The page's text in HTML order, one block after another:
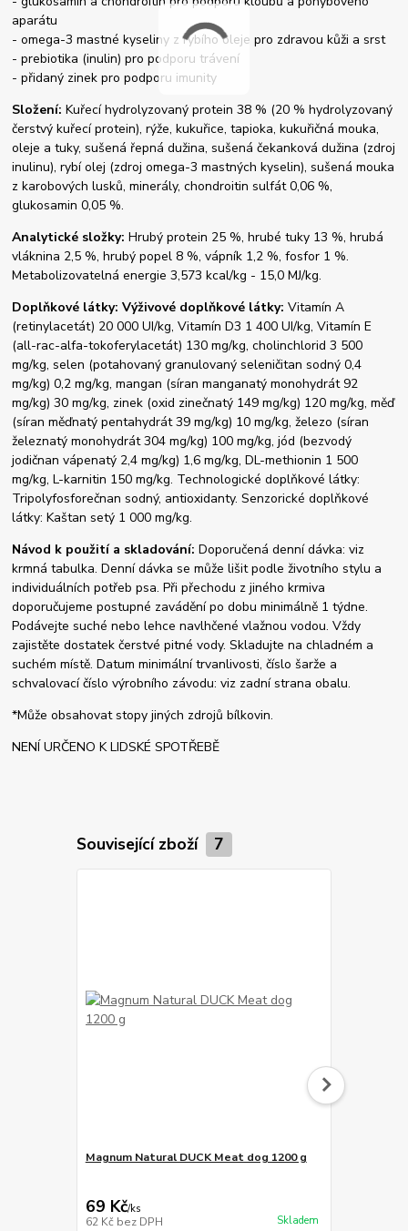
aparátu
- omega-3 mastné kyseliny z rybího oleje pro zdravou kůži a srst
- prebiotika (inulin) pro podporu trávení
- přidaný zinek pro podporu imunity
Složení: Kuřecí hydrolyzovaný protein 38 % (20 % hydrolyzovaný
čerstvý kuřecí protein), rýže, kukuřice, tapioka, kukuřičná mouka,
oleje a tuky, sušená řepná dužina, sušená čekanková dužina (zdroj
inulinu), rybí olej (zdroj omega-3 mastných kyselin), sušená mouka
z karobových lusků, minerály, chondroitin sulfát 0,06 %,
glukosamin 0,05 %.
Analytické složky:Hrubý protein 25 %, hrubé tuky 13 %, hrubá
vláknina 2,5 %, hrubý popel 8 %, vápník 1,2 %, fosfor 1 %.
Metabolizovatelná energie 3,573 kcal/kg - 15,0 MJ/kg.
Doplňkové látky: Výživové doplňkové látky: Vitamín A
(retinylacetát) 20 000 UI/kg, Vitamín D3 1 400 UI/kg, Vitamín E
(all-rac-alfa-tokoferylacetát) 130 mg/kg, cholinchlorid 3 500
mg/kg, selen (potahovaný granulovaný seleničitan sodný 0,4
mg/kg) 0,2 mg/kg, mangan (síran manganatý monohydrát 92
mg/kg) 30 mg/kg, zinek (oxid zinečnatý 149 mg/kg) 120 mg/kg, měď
(síran měďnatý pentahydrát 39 mg/kg) 10 mg/kg, železo (síran
železnatý monohydrát 304 mg/kg) 100 mg/kg, jód (bezvodý
jodičnan vápenatý 2,4 mg/kg) 1,6 mg/kg, DL-methionin 1 500
mg/kg, L-karnitin 150 mg/kg. Technologické doplňkové látky:
Tripolyfosforečnan sodný, antioxidanty. Senzorické doplňkové
látky: Kaštan setý 1 000 mg/kg.
Návod k použití a skladování:Doporučená denní dávka: viz
krmná tabulka. Denní dávka se může lišit podle životního stylu a
individuálních potřeb psa. Při přechodu z jiného krmiva
doporučujeme postupné zavádění po dobu minimálně 1 týdne.
Podávejte suché nebo lehce navlhčené vlažnou vodou. Vždy
zajistěte dostatek čerstvé pitné vody. Skladujte na chladném a
suchém místě. Datum minimální trvanlivosti, číslo šarže a
schvalovací číslo výrobního závodu: viz zadní strana obalu.
*Může obsahovat stopy jiných zdrojů bílkovin.
NENÍ URČENO K LIDSKÉ SPOTŘEBĚ
Související zboží 7
Magnum Natural DUCK Meat dog 1200 g
69 Kč/ks
62 Kč bez DPH Skladem